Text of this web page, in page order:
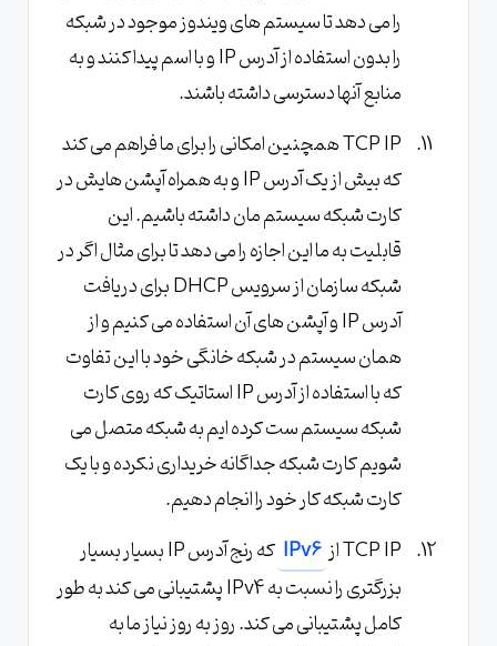
را می دهد تا سیستم های ویندوز موجود در شبکه
را بدون استفاده از آدرس IP و با اسم پیدا کنند و به
منابع آنها دسترسی داشته باشند.
TCP IP همچنین امکانی را برای ما فراهم می کند
که بیش از یک آدرس IP و به همراه آپشن هایش در
کارت شبکه سیستم مان داشته باشیم. این
قابلیت به ما این اجازه را می دهد تا برای مثال اگر در
شبکه سازمان از سرویس DHCP برای دریافت
آدرس IP و آپشن های آن استفاده می کنیم و از
همان سیستم در شبکه خانگی خود با این تفاوت
که با استفاده از آدرس IP استاتیک که روی کارت
شبکه سیستم ست کرده ایم به شبکه متصل می
شویم کارت شبکه جداگانه خریداری نکرده و با یک
کارت شبکه کار خود را انجام دهیم.
TCP IP از
IPv6
که رنج آدرس IP بسیار بسیار
بزرگتری را نسبت به IPv4 پشتیبانی می کند به طور
کامل پشتیبانی می کند. روز به روز نیاز ما به